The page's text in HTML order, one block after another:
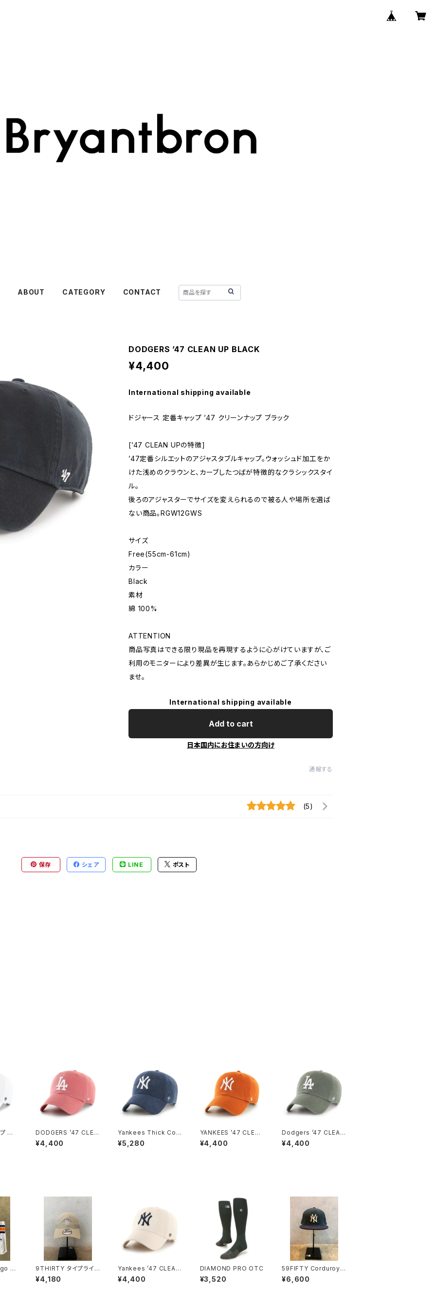
ABOUT CATEGORY CONTACT
DODGERS ’47 CLEAN UP BLACK
¥4,400
International shipping available
ドジャース 定番キャップ ’47 クリーンナップ ブラック
[’47 CLEAN UPの特徴]
’47定番シルエットのアジャスタブルキャップ。ウォッシュド加工をか
けた浅めのクラウンと、カーブしたつばが特徴的なクラシックスタイ
ル。
後ろのアジャスターでサイズを変えられるので被る人や場所を選ば
ない商品。RGW12GWS
サイズ
Free(55cm-61cm)
カラー
Black
素材
綿 100%
ATTENTION
商品写真はできる限り現品を再現するように心がけていますが、ご
利用のモニターにより差異が生じます。あらかじめご了承ください
ませ。
International shipping available
Add to cart
日本国内にお住まいの方向け
通報する
(5)
保存 シェア LINE ポスト
ベ
DODGERS ’47 CLEA
N UP ISLAND RED
¥4,400
Yankees Thick Cor
duroy '47 CLEAN UP
Navy
¥5,280
YANKEES ’47 CLEAN
UP BURNT ORANGE
¥4,400
Dodgers ’47 CLEAN
UP Moss x White Lo
go
¥4,400
S
9THIRTY タイプライタ
ー ロサンゼルス・ドジャ
ース
¥4,180
Yankees ’47 CLEAN
UP Bone
¥4,400
DIAMOND PRO OTC
¥3,520
59FIFTY Corduroy
コーデュロイ ニューヨ
ーク・ヤンキース ブルー
¥6,600